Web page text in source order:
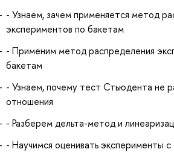
- Узнаем, зачем применяется метод
экспериментов по бакетам
- Применим метод распределения
бакетам
- Узнаем, почему тест Стьюдента не
отношения
- Разберем дельта-метод и
- Научимся оценивать эксперименты